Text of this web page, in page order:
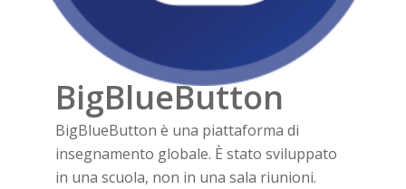
BigBlueButton
BigBlueButton è una piattaforma di
insegnamento globale. È stato sviluppato
in una scuola, non in una sala riunioni.